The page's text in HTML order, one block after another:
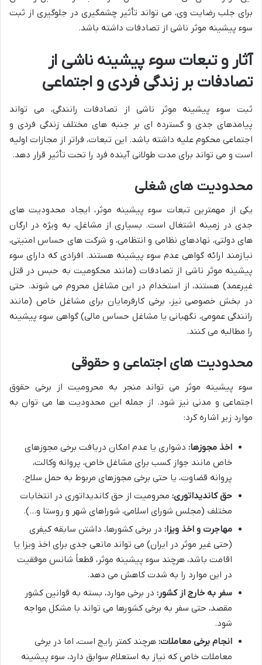
برای جلب رضایت وی، می تواند تأثیر چشمگیری در جلوگیری از ثبت
سوء پیشینه موثر ناشی از تصادفات داشته باشد.
آثار و تبعات سوء پیشینه ناشی از
تصادفات بر زندگی فردی و اجتماعی
ثبت سوء پیشینه موثر ناشی از تصادفات رانندگی، می تواند
پیامدهای جدی و گسترده ای بر جنبه های مختلف زندگی فردی و
اجتماعی محکوم علیه داشته باشد. این تبعات، فراتر از مجازات اولیه
است و می تواند برای مدت طولانی آینده فرد را تحت تأثیر قرار دهد.
محدودیت های شغلی
یکی از مهمترین تبعات سوء پیشینه موثر، ایجاد محدودیت های
جدی در زمینه اشتغال است. بسیاری از مشاغل، به ویژه در ارگان
های دولتی، نهادهای نظامی و انتظامی، و شرکت های حساس امنیتی،
نیازمند ارائه گواهی عدم سوء پیشینه هستند. افرادی که دارای سوء
پیشینه موثر ناشی از تصادفات (مانند محکومیت به حبس در قتل
غیرعمد) هستند، از استخدام در این مشاغل محروم می شوند. حتی
در بخش خصوصی نیز، برخی کارفرمایان برای مشاغل خاص (مانند
رانندگی عمومی، نگهبانی یا مشاغل حساس مالی) گواهی سوء پیشینه
را مطالبه می کنند.
محدودیت های اجتماعی و حقوقی
سوء پیشینه موثر می تواند منجر به محرومیت از برخی حقوق
اجتماعی و مدنی نیز شود. از جمله این محدودیت ها می توان به
موارد زیر اشاره کرد:
اخذ مجوزها: دشواری یا عدم امکان دریافت برخی مجوزهای
خاص مانند جواز کسب برای مشاغل خاص، پروانه وکالت،
پروانه قضاوت، یا حتی برخی مجوزهای مربوط به حمل سلاح.
حق کاندیداتوری: محرومیت از حق کاندیداتوری در انتخابات
مختلف (مجلس شورای اسلامی، شوراهای شهر و روستا و…).
مهاجرت و اخذ ویزا: در برخی کشورها، داشتن سابقه کیفری
(حتی غیر موثر در ایران) می تواند مانعی جدی برای اخذ ویزا یا
اقامت باشد، هرچند سوء پیشینه موثر، قطعاً شانس موفقیت
در این موارد را به شدت کاهش می دهد.
سفر به خارج از کشور: در برخی موارد، بسته به قوانین کشور
مقصد، حتی سفر به برخی کشورها می تواند با مشکل مواجه
شود.
انجام برخی معاملات: هرچند کمتر رایج است، اما در برخی
معاملات خاص که نیاز به استعلام سوابق دارد، سوء پیشینه